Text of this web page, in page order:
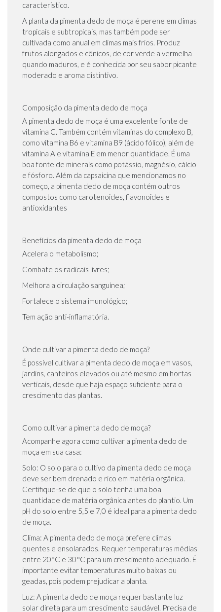
característico.
A planta da pimenta dedo de moça é perene em climas
tropicais e subtropicais, mas também pode ser
cultivada como anual em climas mais frios. Produz
frutos alongados e cônicos, de cor verde a vermelha
quando maduros, e é conhecida por seu sabor picante
moderado e aroma distintivo.
Composição da pimenta dedo de moça
A pimenta dedo de moça é uma excelente fonte de
vitamina C. Também contém vitaminas do complexo B,
como vitamina B6 e vitamina B9 (ácido fólico), além de
vitamina A e vitamina E em menor quantidade. É uma
boa fonte de minerais como potássio, magnésio, cálcio
e fósforo. Além da capsaicina que mencionamos no
começo, a pimenta dedo de moça contém outros
compostos como carotenoides, flavonoides e
antioxidantes
Benefícios da pimenta dedo de moça
Acelera o metabolismo;
Combate os radicais livres;
Melhora a circulação sanguínea;
Fortalece o sistema imunológico;
Tem ação anti-inflamatória.
Onde cultivar a pimenta dedo de moça?
É possível cultivar a pimenta dedo de moça em vasos,
jardins, canteiros elevados ou até mesmo em hortas
verticais, desde que haja espaço suficiente para o
crescimento das plantas.
Como cultivar a pimenta dedo de moça?
Acompanhe agora como cultivar a pimenta dedo de
moça em sua casa:
Solo: O solo para o cultivo da pimenta dedo de moça
deve ser bem drenado e rico em matéria orgânica.
Certifique-se de que o solo tenha uma boa
quantidade de matéria orgânica antes do plantio. Um
pH do solo entre 5,5 e 7,0 é ideal para a pimenta dedo
de moça.
Clima: A pimenta dedo de moça prefere climas
quentes e ensolarados. Requer temperaturas médias
entre 20°C e 30°C para um crescimento adequado. É
importante evitar temperaturas muito baixas ou
geadas, pois podem prejudicar a planta.
Luz: A pimenta dedo de moça requer bastante luz
solar direta para um crescimento saudável. Precisa de